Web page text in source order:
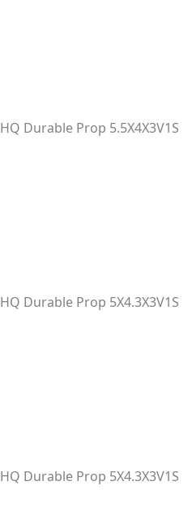
HQ Durable Prop 5.5X4X3V1S
HQ Durable Prop 5X4.3X3V1S
HQ Durable Prop 5X4.3X3V1S